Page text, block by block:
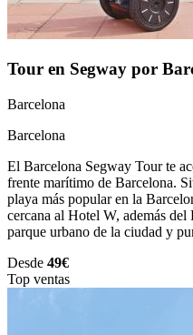
Tour en Segway por
Barcelona
Barcelona
El Barcelona Segway Tour te
frente marítimo de Barcelona.
playa más popular en la
cercana al Hotel W, además
parque urbano de la ciudad y
Desde 49€
Top ventas